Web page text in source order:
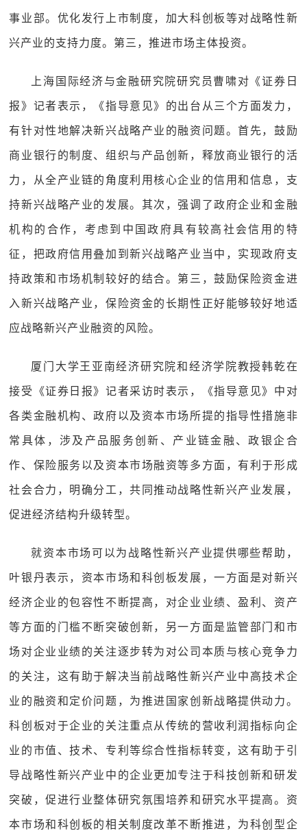
事业部。优化发行上市制度，加大科创板等对战略性新
兴产业的支持力度。第三，推进市场主体投资。
上海国际经济与金融研究院研究员曹啸对《证券日
报》记者表示，《指导意见》的出台从三个方面发力，
有针对性地解决新兴战略产业的融资问题。首先，鼓励
商业银行的制度、组织与产品创新，释放商业银行的活
力，从全产业链的角度利用核心企业的信用和信息，支
持新兴战略产业的发展。其次，强调了政府企业和金融
机构的合作，考虑到中国政府具有较高社会信用的特
征，把政府信用叠加到新兴战略产业当中，实现政府支
持政策和市场机制较好的结合。第三，鼓励保险资金进
入新兴战略产业，保险资金的长期性正好能够较好地适
应战略新兴产业融资的风险。
厦门大学王亚南经济研究院和经济学院教授韩乾在
接受《证券日报》记者采访时表示，《指导意见》中对
各类金融机构、政府以及资本市场所提的指导性措施非
常具体，涉及产品服务创新、产业链金融、政银企合
作、保险服务以及资本市场融资等多方面，有利于形成
社会合力，明确分工，共同推动战略性新兴产业发展，
促进经济结构升级转型。
就资本市场可以为战略性新兴产业提供哪些帮助，
叶银丹表示，资本市场和科创板发展，一方面是对新兴
经济企业的包容性不断提高，对企业业绩、盈利、资产
等方面的门槛不断突破创新，另一方面是监管部门和市
场对企业业绩的关注逐步转为对公司本质与核心竞争力
的关注，这有助于解决当前战略性新兴产业中高技术企
业的融资和定价问题，为推进国家创新战略提供动力。
科创板对于企业的关注重点从传统的营收利润指标向企
业的市值、技术、专利等综合性指标转变，这有助于引
导战略性新兴产业中的企业更加专注于科技创新和研发
突破，促进行业整体研究氛围培养和研究水平提高。资
本市场和科创板的相关制度改革不断推进，为科创型企